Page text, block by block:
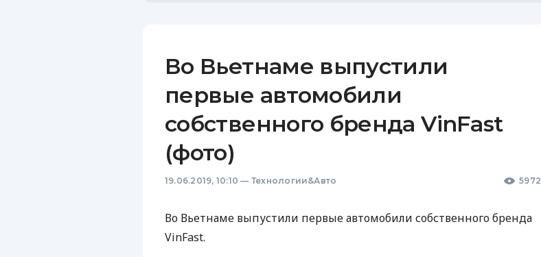
Во Вьетнаме выпустили
первые автомобили
собственного бренда VinFast
(фото)
19.06.2019, 10:10 — Технологии&Авто 5972
Во Вьетнаме выпустили первые автомобили собственного бренда
VinFast.